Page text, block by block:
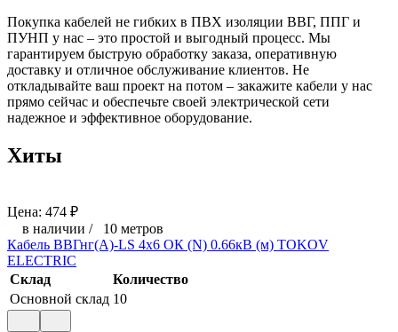
Покупка кабелей не гибких в ПВХ изоляции ВВГ, ППГ и
ПУНП у нас – это простой и выгодный процесс. Мы
гарантируем быструю обработку заказа, оперативную
доставку и отличное обслуживание клиентов. Не
откладывайте ваш проект на потом – закажите кабели у нас
прямо сейчас и обеспечьте своей электрической сети
надежное и эффективное оборудование.
Хиты
Цена: 474 ₽
в наличии / 10 метров
Кабель ВВГнг(А)-LS 4х6 ОК (N) 0.66кВ (м) TOKOV
ELECTRIC
Склад
Количество
Основной склад 10